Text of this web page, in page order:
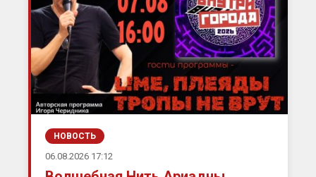
НОВОСТЬ
06.08.2026 17:12